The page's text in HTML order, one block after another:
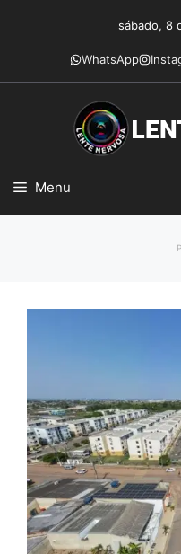
conteúdo
sábado, 8
WhatsApp
Menu